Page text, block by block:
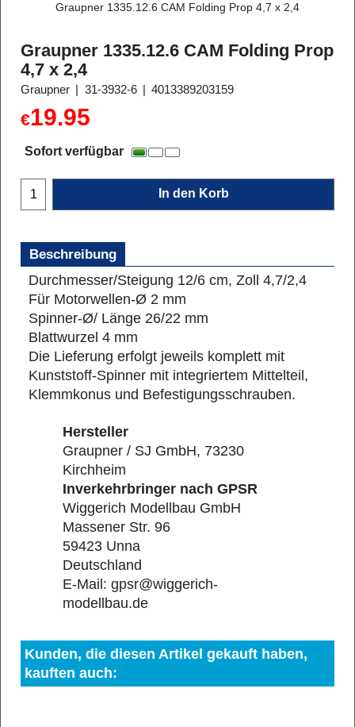
Graupner 1335.12.6 CAM Folding Prop 4,7 x 2,4
Graupner 1335.12.6 CAM Folding Prop
4,7 x 2,4
Graupner 31-3932-6 4013389203159
€19.95
Sofort verfügbar
In den Korb
Beschreibung
Durchmesser/Steigung 12/6 cm, Zoll 4,7/2,4
Für Motorwellen-Ø 2 mm
Spinner-Ø/ Länge 26/22 mm
Blattwurzel 4 mm
Die Lieferung erfolgt jeweils komplett mit
Kunststoff-Spinner mit integriertem Mittelteil,
Klemmkonus und Befestigungsschrauben.
Hersteller
Graupner / SJ GmbH, 73230
Kirchheim
Inverkehrbringer nach GPSR
Wiggerich Modellbau GmbH
Massener Str. 96
59423 Unna
Deutschland
E-Mail: gpsr@wiggerich-
modellbau.de
Kunden, die diesen Artikel gekauft haben,
kauften auch: